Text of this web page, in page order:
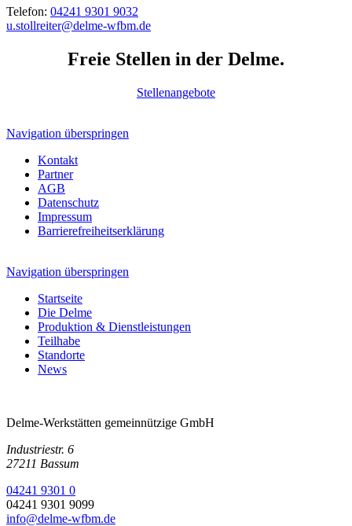
Telefon: 04241 9301 9032
u.stollreiter@delme-wfbm.de
Freie Stellen in der Delme.
Stellenangebote
Navigation überspringen
Kontakt
Partner
AGB
Datenschutz
Impressum
Barrierefreiheitserklärung
Navigation überspringen
Startseite
Die Delme
Produktion & Dienstleistungen
Teilhabe
Standorte
News
Delme-Werkstätten gemeinnützige GmbH
Industriestr. 6
27211 Bassum
04241 9301 0
04241 9301 9099
info@delme-wfbm.de